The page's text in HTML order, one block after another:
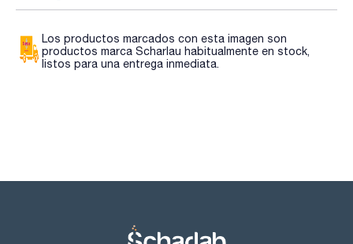
Los productos marcados con esta imagen son
productos marca Scharlau habitualmente en stock,
listos para una entrega inmediata.